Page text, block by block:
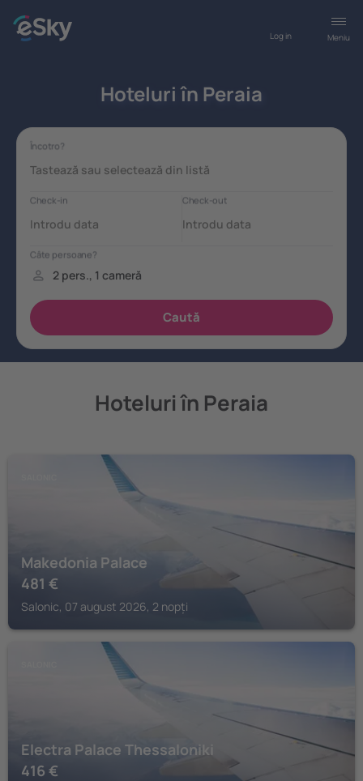
Meniu
Log in
Hoteluri în Peraia
Hoteluri în Peraia
Makedonia Palace
481 €
Salonic, 07 august 2026, 2 nopți
Electra Palace Thessaloniki
416 €